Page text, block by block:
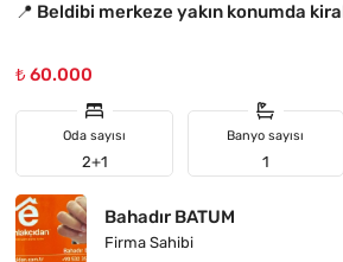
📍 Beldibi merkeze yakın konumda
₺ 60.000
Oda sayısı
2+1
Banyo sayısı
1
Bahadır BATUM
Firma Sahibi